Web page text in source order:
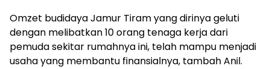
Omzet budidaya Jamur Tiram yang dirinya geluti
dengan melibatkan 10 orang tenaga kerja dari
pemuda sekitar rumahnya ini, telah mampu menjadi
usaha yang membantu finansialnya, tambah Anil.